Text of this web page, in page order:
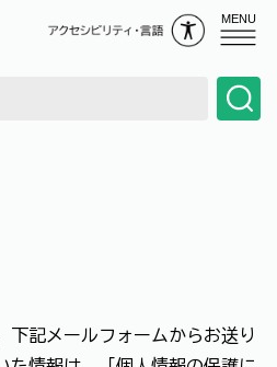
MENU
下記メールフォームからお送り